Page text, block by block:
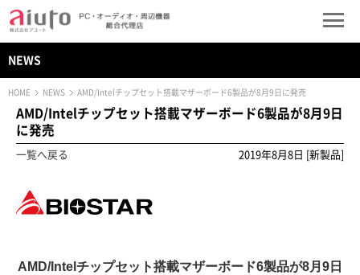
NEWS
HOME NEWS AMD/Intelチップセット搭載マザーボード6製品が8月9日に発売
AMD/Intelチップセット搭載マザーボード6製品が8月9日
に発売
一覧へ戻る 2019年8月8日 [新製品]
AMD/Intelチップセット搭載マザーボード6製品が8月9日